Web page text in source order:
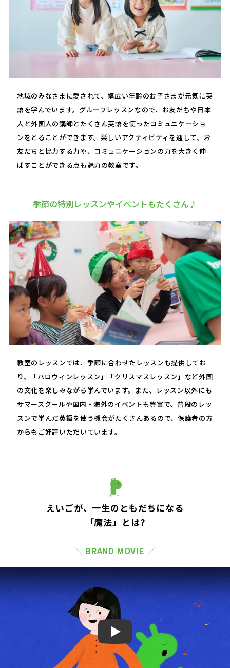
地域のみなさまに愛されて、幅広い年齢のお子さまが元気に英
語を学んでいます。グループレッスンなので、お友だちや日本
人と外国人の講師とたくさん英語を使ったコミュニケーショ
ンをとることができます。楽しいアクティビティを通して、お
友だちと協力する力や、コミュニケーションの力を大きく伸
ばすことができる点も魅力の教室です。
季節の特別レッスンやイベントもたくさん♪
教室のレッスンでは、季節に合わせたレッスンも提供してお
り、「ハロウィンレッスン」「クリスマスレッスン」など外国
の文化を楽しみながら学んでいます。また、レッスン以外にも
サマースクールや国内・海外のイベントも豊富で、普段のレッ
スンで学んだ英語を使う機会がたくさんあるので、保護者の方
からもご好評いただいています。
えいごが、一生のともだちになる
「魔法」とは?
＼ BRAND MOVIE ／